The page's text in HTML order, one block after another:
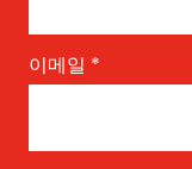
이메일 *